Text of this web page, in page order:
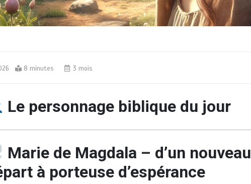
8 minutes 3 mois
Le personnage biblique du jour
Marie de Magdala – d’un nouveau
à porteuse d’espérance